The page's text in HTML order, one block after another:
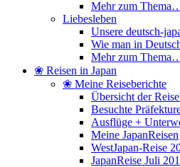
Mehr zum
Liebesleben
Unsere deutsch-
Wie man in
Mehr zum
❀ Reisen in Japan
❀ Meine Reiseberichte
Übersicht der
Besuchte
Ausflüge +
Meine JapanReisen
WestJapan-Reise
JapanReise Juli